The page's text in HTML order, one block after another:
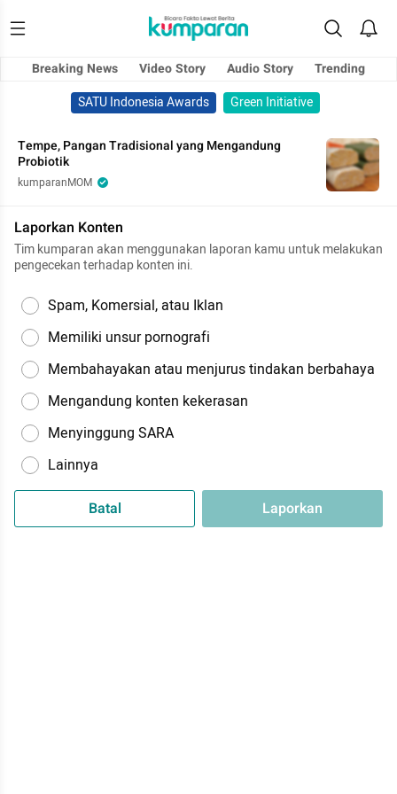
Breaking News Video Story Audio Story
Trending
SATU Indonesia Awards
Green Initiative
Tempe, Pangan Tradisional yang Mengandung
Probiotik
kumparanMOM
Laporkan Konten
Tim kumparan akan menggunakan laporan kamu untuk melakukan
pengecekan terhadap konten ini.
Spam, Komersial, atau Iklan
Memiliki unsur pornografi
Membahayakan atau menjurus tindakan berbahaya
Mengandung konten kekerasan
Menyinggung SARA
Lainnya
Batal Laporkan